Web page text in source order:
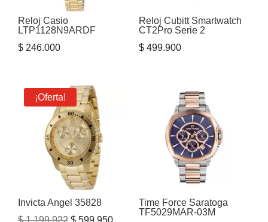
Reloj Casio
LTP1128N9ARDF
$ 246.000
Reloj Cubitt Smartwatch
CT2Pro Serie 2
$499.900
¡Oferta!
Invicta Angel 35828
El
El
Time Force Saratoga
TF5029MAR-03M